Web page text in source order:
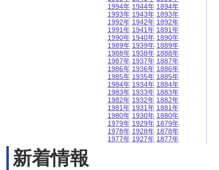
1994年
1993年
1992年
1991年
1990年
1989年
1988年
1987年
1986年
1985年
1984年
1983年
1982年
1981年
1980年
1979年
1978年
1977年
1944年
1943年
1942年
1941年
1940年
1939年
1938年
1937年
1936年
1935年
1934年
1933年
1932年
1931年
1930年
1929年
1928年
1927年
1894年
1893年
1892年
1891年
1890年
1889年
1888年
1887年
1886年
1885年
1884年
1883年
1882年
1881年
1880年
1879年
1878年
1877年
新着情報